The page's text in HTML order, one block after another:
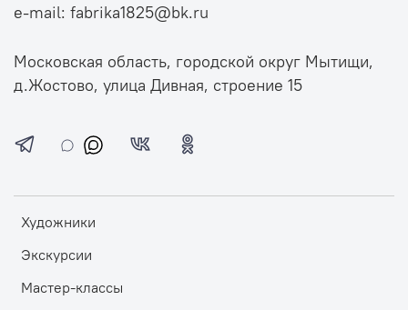
Художники
Экскурсии
Мастер-классы
e-mail: fabrika1825@bk.ru
Московская область, городской округ Мытищи,
д.Жостово, улица Дивная, строение 15